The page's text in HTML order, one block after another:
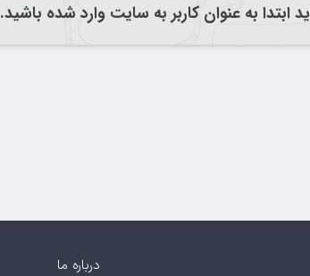
ابتدا به عنوان کاربر به سایت وارد شده باشید.
درباره ما